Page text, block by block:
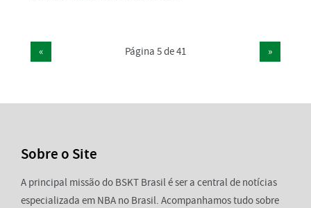
Página 5 de 41
« »
Sobre o Site
A principal missão do BSKT Brasil é ser a central de notícias
especializada em NBA no Brasil. Acompanhamos tudo sobre